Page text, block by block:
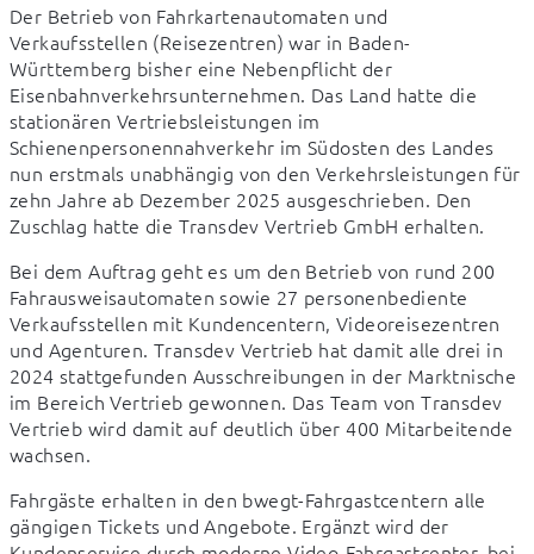
Der Betrieb von Fahrkartenautomaten und
Verkaufsstellen (Reisezentren) war in Baden-
Württemberg bisher eine Nebenpflicht der
Eisenbahnverkehrsunternehmen. Das Land hatte die
stationären Vertriebsleistungen im
Schienenpersonennahverkehr im Südosten des Landes
nun erstmals unabhängig von den Verkehrsleistungen für
zehn Jahre ab Dezember 2025 ausgeschrieben. Den
Zuschlag hatte die Transdev Vertrieb GmbH erhalten.
Bei dem Auftrag geht es um den Betrieb von rund 200
Fahrausweisautomaten sowie 27 personenbediente
Verkaufsstellen mit Kundencentern, Videoreisezentren
und Agenturen. Transdev Vertrieb hat damit alle drei in
2024 stattgefunden Ausschreibungen in der Marktnische
im Bereich Vertrieb gewonnen. Das Team von Transdev
Vertrieb wird damit auf deutlich über 400 Mitarbeitende
wachsen.
Fahrgäste erhalten in den bwegt-Fahrgastcentern alle
gängigen Tickets und Angebote. Ergänzt wird der